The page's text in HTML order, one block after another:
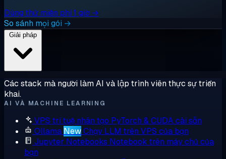
Dùng thử miễn phí 1 giờ →
So sánh mọi gói →
Các stack mà người làm AI và lập trình viên thực sự triển
khai.
AI VÀ MACHINE LEARNING
VPS trí tuệ nhân tạo PyTorch & CUDA cài sẵn
Ollama NewChạy LLM trên VPS của bạn
Jupyter Notebooks Notebook trên máy chủ của
bạn